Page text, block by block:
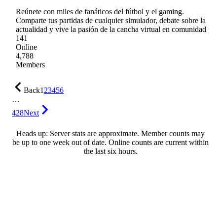
Reúnete con miles de fanáticos del fútbol y el gaming.
Comparte tus partidas de cualquier simulador, debate sobre la
actualidad y vive la pasión de la cancha virtual en comunidad
141
Online
4,788
Members
Back123456
…
428Next
Heads up: Server stats are approximate. Member counts may
be up to one week out of date. Online counts are current within
the last six hours.